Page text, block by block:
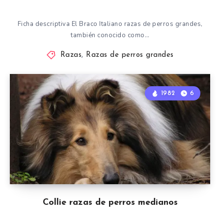
Ficha descriptiva El Braco Italiano razas de perros grandes,
también conocido como…
Razas, Razas de perros grandes
Collie razas de perros medianos
1982 6